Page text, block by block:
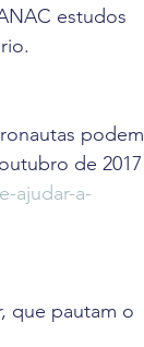
estudos
podem
de 2017
ajudar-a-
que pautam o